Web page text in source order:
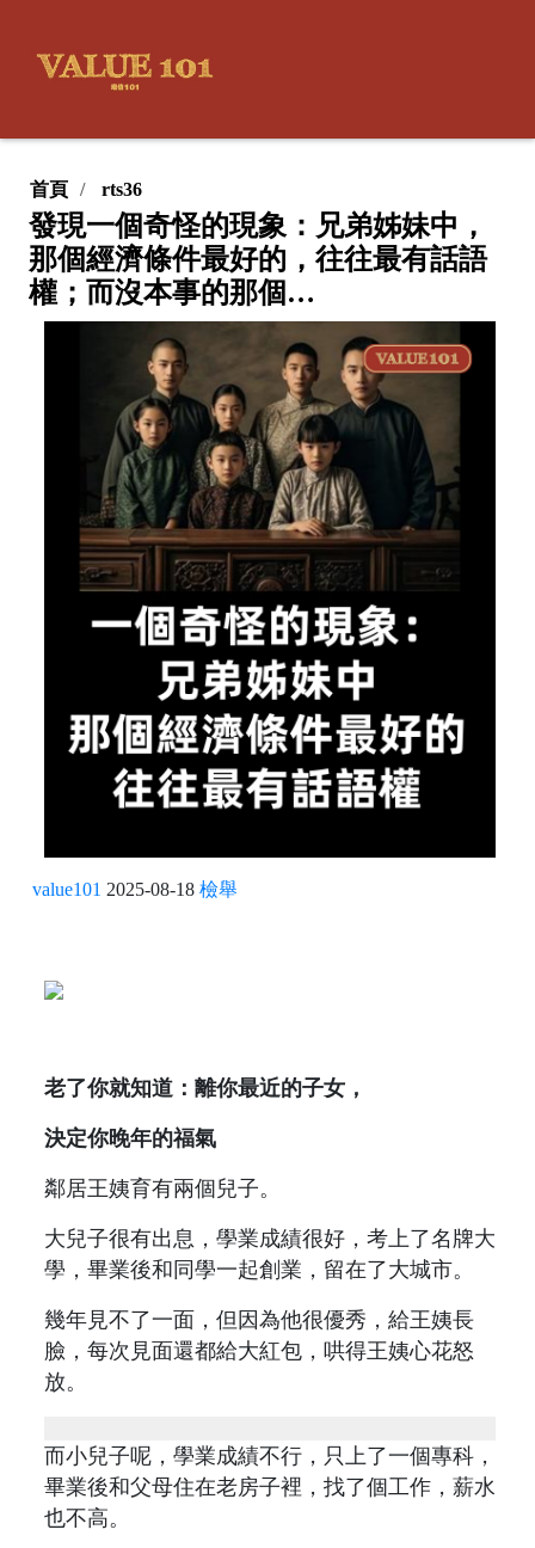
首頁 rts36
發現一個奇怪的現象：兄弟姊妹中，
那個經濟條件最好的，往往最有話語
權；而沒本事的那個…
value101 2025-08-18 檢舉
老了你就知道：離你最近的子女，
決定你晚年的福氣
鄰居王姨育有兩個兒子。
大兒子很有出息，學業成績很好，考上了名牌大
學，畢業後和同學一起創業，留在了大城市。
幾年見不了一面，但因為他很優秀，給王姨長
臉，每次見面還都給大紅包，哄得王姨心花怒
放。
而小兒子呢，學業成績不行，只上了一個專科，
畢業後和父母住在老房子裡，找了個工作，薪水
也不高。